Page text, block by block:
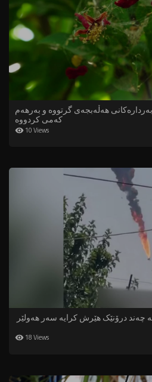
هەڵەبجەی گرتووە و بەرهەم
کەمی کردووە
10 Views
چەند درۆنێک هێرش کرایە سەر هەولێر
18 Views